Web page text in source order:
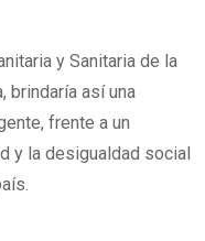
y Sanitaria de la
brindaría así una
frente a un
y la desigualdad social